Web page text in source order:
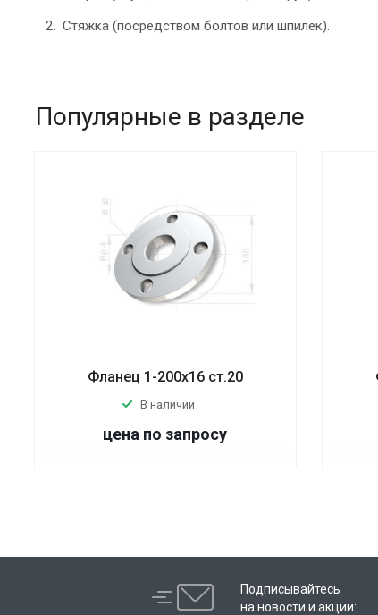
Стяжка (посредством болтов или шпилек).
Популярные в разделе
Фланец 1-200х16 ст.20
В наличии
цена по запросу
Подписывайтесь
на новости и акции: